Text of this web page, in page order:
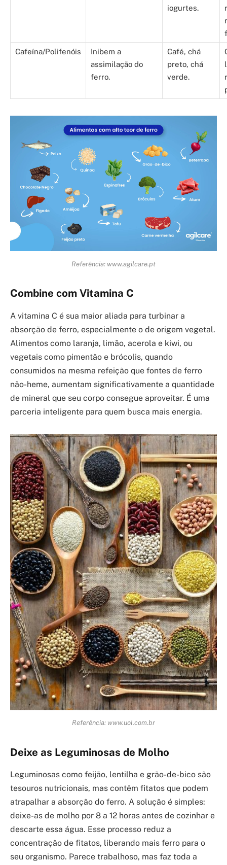
iogurtes.
Cafeína/Polifenóis
Inibem a
assimilação do
ferro.
Café, chá
preto, chá
verde.
Referência: www.agilcare.pt
Combine com Vitamina C
A vitamina C é sua maior aliada para turbinar a
absorção de ferro, especialmente o de origem vegetal.
Alimentos como laranja, limão, acerola e kiwi, ou
vegetais como pimentão e brócolis, quando
consumidos na mesma refeição que fontes de ferro
não-heme, aumentam significativamente a quantidade
de mineral que seu corpo consegue aproveitar. É uma
parceria inteligente para quem busca mais energia.
Referência: www.uol.com.br
Deixe as Leguminosas de Molho
Leguminosas como feijão, lentilha e grão-de-bico são
tesouros nutricionais, mas contêm fitatos que podem
atrapalhar a absorção do ferro. A solução é simples:
deixe-as de molho por 8 a 12 horas antes de cozinhar e
descarte essa água. Esse processo reduz a
concentração de fitatos, liberando mais ferro para o
seu organismo. Parece trabalhoso, mas faz toda a